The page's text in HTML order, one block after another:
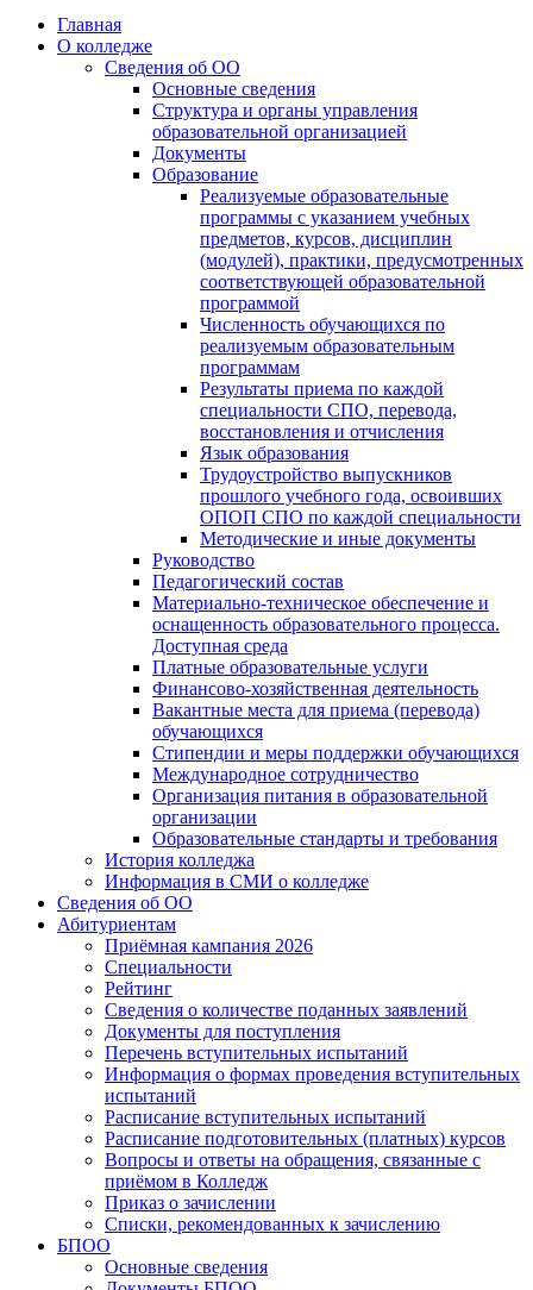
Главная
О колледже
Сведения об ОО
Основные сведения
Структура и органы управления
образовательной организацией
Документы
Образование
Реализуемые образовательные
программы с указанием учебных
предметов, курсов, дисциплин
(модулей), практики, предусмотренных
соответствующей образовательной
программой
Численность обучающихся по
реализуемым образовательным
программам
Результаты приема по каждой
специальности СПО, перевода,
восстановления и отчисления
Язык образования
Трудоустройство выпускников
прошлого учебного года, освоивших
ОПОП СПО по каждой специальности
Методические и иные документы
Руководство
Педагогический состав
Материально-техническое обеспечение и
оснащенность образовательного процесса.
Доступная среда
Платные образовательные услуги
Финансово-хозяйственная деятельность
Вакантные места для приема (перевода)
обучающихся
Стипендии и меры поддержки обучающихся
Международное сотрудничество
Организация питания в образовательной
организации
Образовательные стандарты и требования
История колледжа
Информация в СМИ о колледже
Сведения об ОО
Абитуриентам
Приёмная кампания 2026
Специальности
Рейтинг
Сведения о количестве поданных заявлений
Документы для поступления
Перечень вступительных испытаний
Информация о формах проведения вступительных
испытаний
Расписание вступительных испытаний
Расписание подготовительных (платных) курсов
Вопросы и ответы на обращения, связанные с
приёмом в Колледж
Приказ о зачислении
Списки, рекомендованных к зачислению
БПОО
Основные сведения